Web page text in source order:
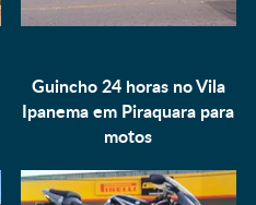
Guincho 24 horas no Vila
Ipanema em Piraquara para
motos